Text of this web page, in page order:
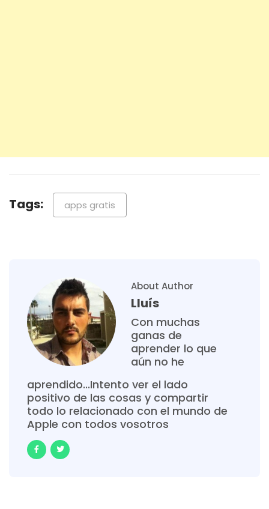
Tags: apps gratis
About Author
Lluís
Con muchas
ganas de
aprender lo que
aún no he
aprendido...Intento ver el lado
positivo de las cosas y compartir
todo lo relacionado con el mundo de
Apple con todos vosotros